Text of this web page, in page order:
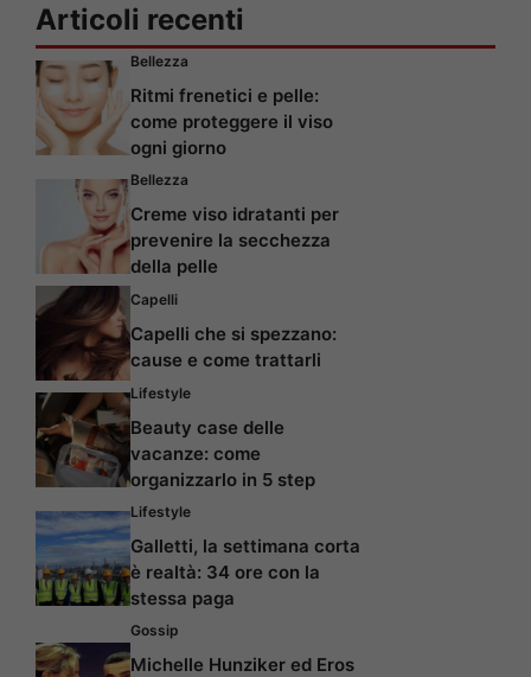
Articoli recenti
Bellezza
Ritmi frenetici e pelle:
come proteggere il viso
ogni giorno
Bellezza
Creme viso idratanti per
prevenire la secchezza
della pelle
Capelli
Capelli che si spezzano:
cause e come trattarli
Lifestyle
Beauty case delle
vacanze: come
organizzarlo in 5 step
Lifestyle
Galletti, la settimana corta
è realtà: 34 ore con la
stessa paga
Gossip
Michelle Hunziker ed Eros